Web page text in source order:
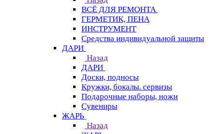
ВСЁ ДЛЯ РЕМОНТА
ГЕРМЕТИК, ПЕНА
ИНСТРУМЕНТ
Средства индивидуальной защиты
ДАРИ
Назад
ДАРИ
Доски, подносы
Кружки, бокалы. сервизы
Подарочные наборы, ножи
Сувениры
ЖАРЬ
Назад